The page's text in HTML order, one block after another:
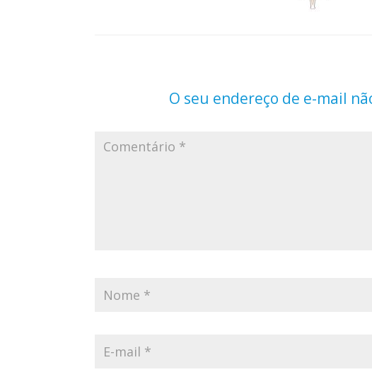
O seu endereço de e-mail